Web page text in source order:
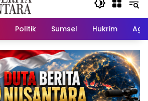
Politik Sumsel Hukrim